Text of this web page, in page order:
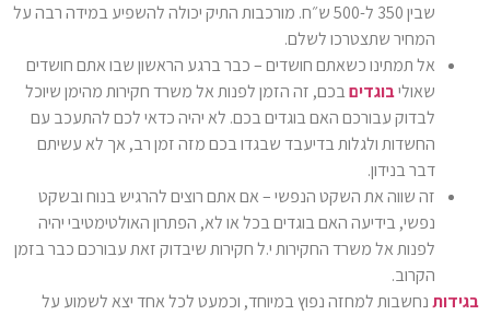
שבין 350 ל-500 ש״ח. מורכבות התיק יכולה להשפיע במידה רבה על
המחיר שתצטרכו לשלם.
אל תמתינו כשאתם חושדים – כבר ברגע הראשון שבו אתם חושדים
שאוליבוגדיםבכם, זה הזמן לפנות אל משרד חקירות מהימן שיוכל
לבדוק עבורכם האם בוגדים בכם. לא יהיה כדאי לכם להתעכב עם
החשדות ולגלות בדיעבד שבגדו בכם מזה זמן רב, אך לא עשיתם
דבר בנידון.
זה שווה את השקט הנפשי – אם אתם רוצים להרגיש בנוח ובשקט
נפשי, בידיעה האם בוגדים בכל או לא, הפתרון האולטימטיבי יהיה
לפנות אל משרד החקירות י.ל חקירות שיבדוק זאת עבורכם כבר בזמן
הקרוב.
בגידותנחשבות למחזה נפוץ במיוחד, וכמעט לכל אחד יצא לשמוע על